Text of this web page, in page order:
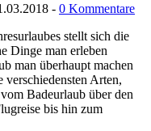
- 0 Kommentare
stellt sich die
Dinge man erleben
man überhaupt machen
verschiedensten Arten,
Badeurlaub über den
bis hin zum